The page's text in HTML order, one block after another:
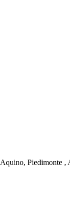
Piedimonte ,